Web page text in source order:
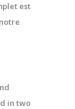
est
in two